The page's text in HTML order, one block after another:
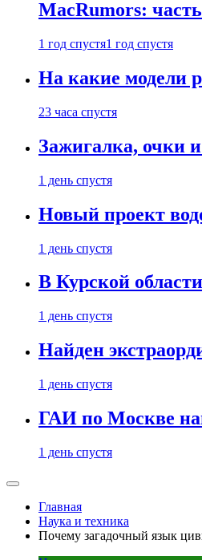
MacRumors:
1 год спустя1 год спустя
На какие модели
23 часа спустя
Зажигалка, очки
1 день спустя
Новый проект
1 день спустя
В Курской
1 день спустя
Найден
1 день спустя
ГАИ по Москве
1 день спустя
Главная
Наука и техника
Почему загадочный язык